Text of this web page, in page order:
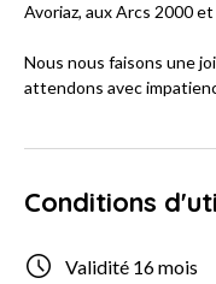
Avoriaz, aux Arcs 2000
Nous nous faisons une
attendons avec
Conditions
Validité 16 mois